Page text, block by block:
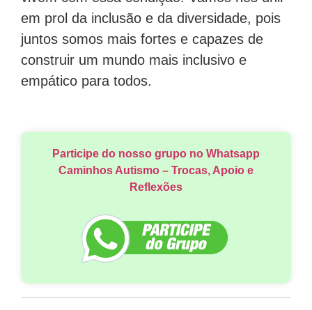
em prol da inclusão e da diversidade, pois
juntos somos mais fortes e capazes de
construir um mundo mais inclusivo e
empático para todos.
Participe do nosso grupo no Whatsapp
Caminhos Autismo – Trocas, Apoio e
Reflexões